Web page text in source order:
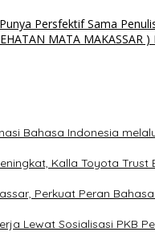
Persfektif Sama
MATA MAKASSAR
Bahasa Indonesia
Kalla Toyota
Perkuat Peran
Lewat Sosialisasi PKB